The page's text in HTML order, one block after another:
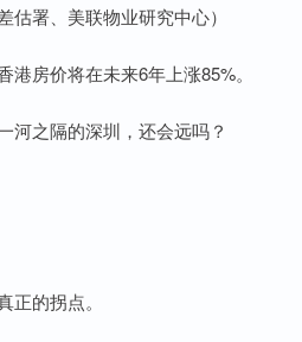
署、美联物业研究中心）
房价将在未来6年上涨85%。
河之隔的深圳，还会远吗？
的拐点。